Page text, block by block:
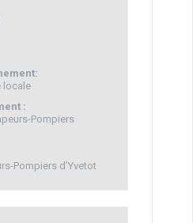
locale
:
Pompiers
Pompiers d’Yvetot